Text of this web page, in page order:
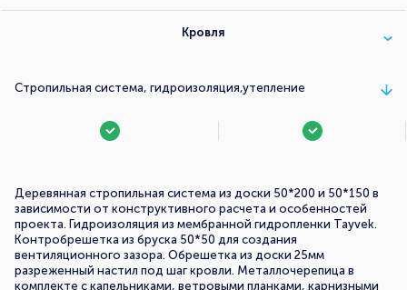
Кровля
Стропильная система, гидроизоляция,утепление
Деревянная стропильная система из доски 50*200 и 50*150 в
зависимости от конструктивного расчета и особенностей
проекта. Гидроизоляция из мембранной гидропленки Tayvek.
Контробрешетка из бруска 50*50 для создания
вентиляционного зазора. Обрешетка из доски 25мм
разреженный настил под шаг кровли. Металлочерепица в
комплекте с капельниками, ветровыми планками, карнизными